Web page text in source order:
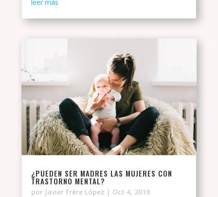
leer más
¿PUEDEN SER MADRES LAS MUJERES CON
TRASTORNO MENTAL?
por Javier Frère López | Oct 4, 2019